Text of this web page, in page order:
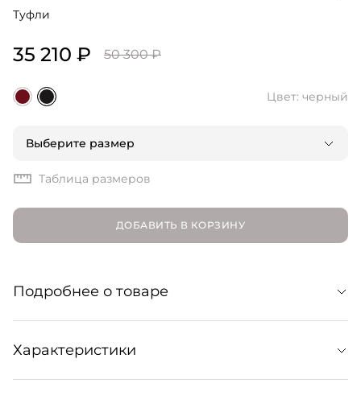
Туфли
35 210 ₽ 50 300 ₽
Цвет: черный
Выберите размер
Таблица размеров
ДОБАВИТЬ В КОРЗИНУ
Подробнее о товаре
Минималистичные мюли с интересным акцентом:
глубоким «вырезом» на подъеме, подчеркивающим
ногу. Поддержат любой ваш образ — от офисного до
Характеристики